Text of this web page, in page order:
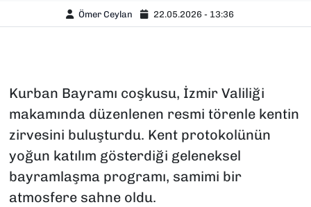
Ömer Ceylan 22.05.2026 - 13:36
Kurban Bayramı coşkusu, İzmir Valiliği
makamında düzenlenen resmi törenle kentin
zirvesini buluşturdu. Kent protokolünün
yoğun katılım gösterdiği geleneksel
bayramlaşma programı, samimi bir
atmosfere sahne oldu.